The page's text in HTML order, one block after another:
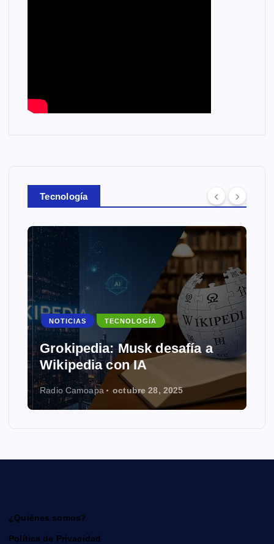
Tecnología
NOTICIAS TECNOLOGÍA
Grokipedia: Musk desafía a
Wikipedia con IA
Radio Camoapa octubre 28, 2025
¿Quiénes somos?
Política de Privacidad